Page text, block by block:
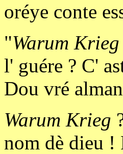
oréye conte
"Warum Krieg
l' guére ? C'
Dou vré
Warum Krieg
nom dè dieu !